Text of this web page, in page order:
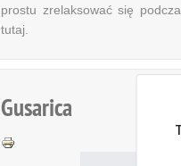
prostu zrelaksować się
tutaj.
Gusarica